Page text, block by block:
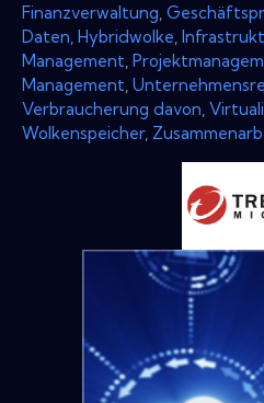
Finanzverwaltung
Daten Hybridwolke
Management
Management
Verbraucherung davon
Wolkenspeicher,